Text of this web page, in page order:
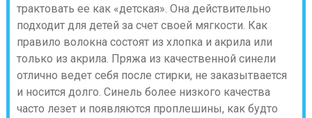
трактовать ее как «детская». Она действительно
подходит для детей за счет своей мягкости. Как
правило волокна состоят из хлопка и акрила или
только из акрила. Пряжа из качественной синели
отлично ведет себя после стирки, не заказытвается
и носится долго. Синель более низкого качества
часто лезет и появляются проплешины, как будто